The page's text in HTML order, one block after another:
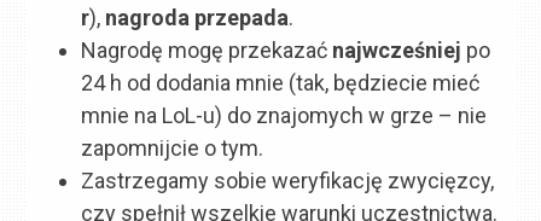
r), nagroda przepada.
Nagrodę mogę przekazać najwcześniej po
24 h od dodania mnie (tak, będziecie mieć
mnie na LoL-u) do znajomych w grze – nie
zapomnijcie o tym.
Zastrzegamy sobie weryfikację zwycięzcy,
czy spełnił wszelkie warunki uczestnictwa.